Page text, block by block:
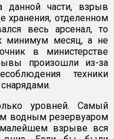
части, взрыв
хранения, отделенном
весь арсенал, то
минимум месяц, а не
в министерстве
произошли из-за
техники
уровней. Самый
водным резервуаром
взрыве вся